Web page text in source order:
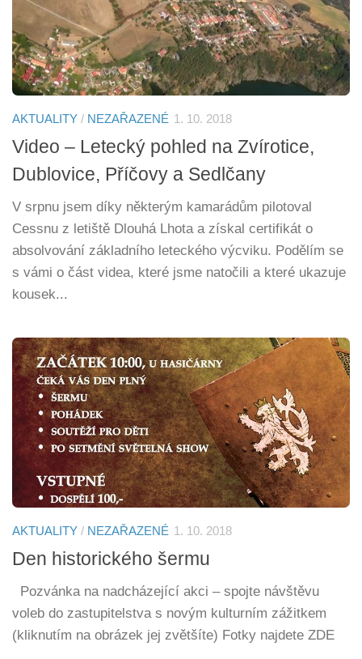
AKTUALITY / NEZAŘAZENÉ 1. 10. 2018
Video – Letecký pohled na Zvírotice,
Dublovice, Příčovy a Sedlčany
V srpnu jsem díky některým kamarádům pilotoval
Cessnu z letiště Dlouhá Lhota a získal certifikát o
absolvování základního leteckého výcviku. Podělím se
s vámi o část videa, které jsme natočili a které ukazuje
kousek...
AKTUALITY / NEZAŘAZENÉ 1. 10. 2018
Den historického šermu
Pozvánka na nadcházející akci – spojte návštěvu
voleb do zastupitelstva s novým kulturním zážitkem
(kliknutím na obrázek jej zvětšíte) Fotky najdete ZDE